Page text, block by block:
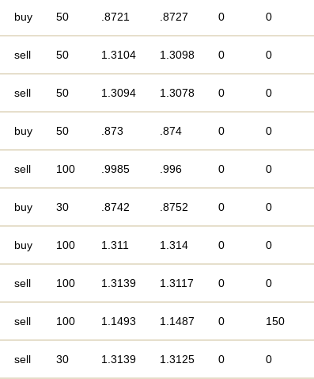
buy 50 .8721 .8727 0 0
sell 50 1.3104 1.3098 0 0
sell 50 1.3094 1.3078 0 0
buy 50 .873 .874 0 0
sell 100 .9985 .996 0 0
buy 30 .8742 .8752 0 0
buy 100 1.311 1.314 0 0
sell 100 1.3139 1.3117 0 0
sell 100 1.1493 1.1487 0 150
sell 30 1.3139 1.3125 0 0